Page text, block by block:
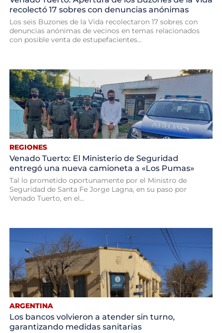
recolectó 17 sobres con denuncias anónimas
Los seis Buzones de la Vida recolectaron 17 sobres con
denuncias anónimas de vecinos en temas relacionados
con posible venta de estupefacientes...
REGIONES
Venado Tuerto: El Ministerio de Seguridad
entregó una nueva camioneta a «Los Pumas»
Tal lo prometido oportunamente por el Ministro de
Seguridad de Santa Fe Jorge Lagna, en su paso por
Venado Tuerto, en el...
ARGENTINA
Los bancos volvieron a atender sin turno,
garantizando medidas sanitarias